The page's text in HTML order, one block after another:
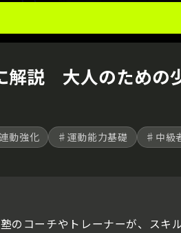
解説 大人のための
動強化 ♯運動能力基礎 ♯中級
のコーチやトレーナーが、スキ